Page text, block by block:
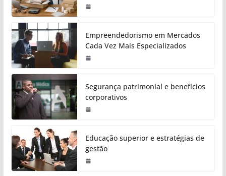
Empreendedorismo em Mercados
Cada Vez Mais Especializados
Segurança patrimonial e benefícios
corporativos
Educação superior e estratégias de
gestão